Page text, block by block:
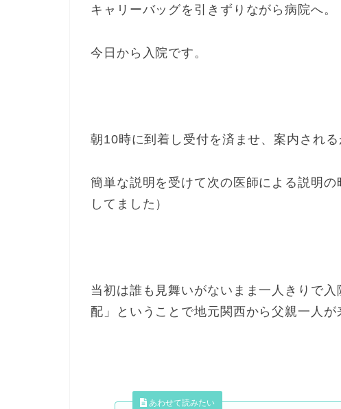
キャリーバッグを引きずりながら病院へ。
今日から入院です。
朝10時に到着し受付を済ませ、案内される
簡単な説明を受けて次の医師による説明
してました）
当初は誰も見舞いがないまま一人きりで
配」ということで地元関西から父親一人が
あわせて読みたい